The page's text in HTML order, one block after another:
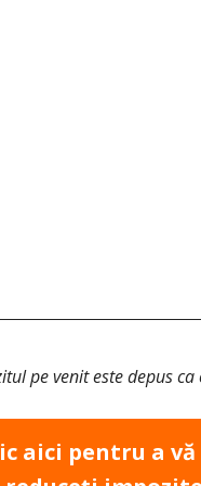
pe venit este depus
aici pentru a